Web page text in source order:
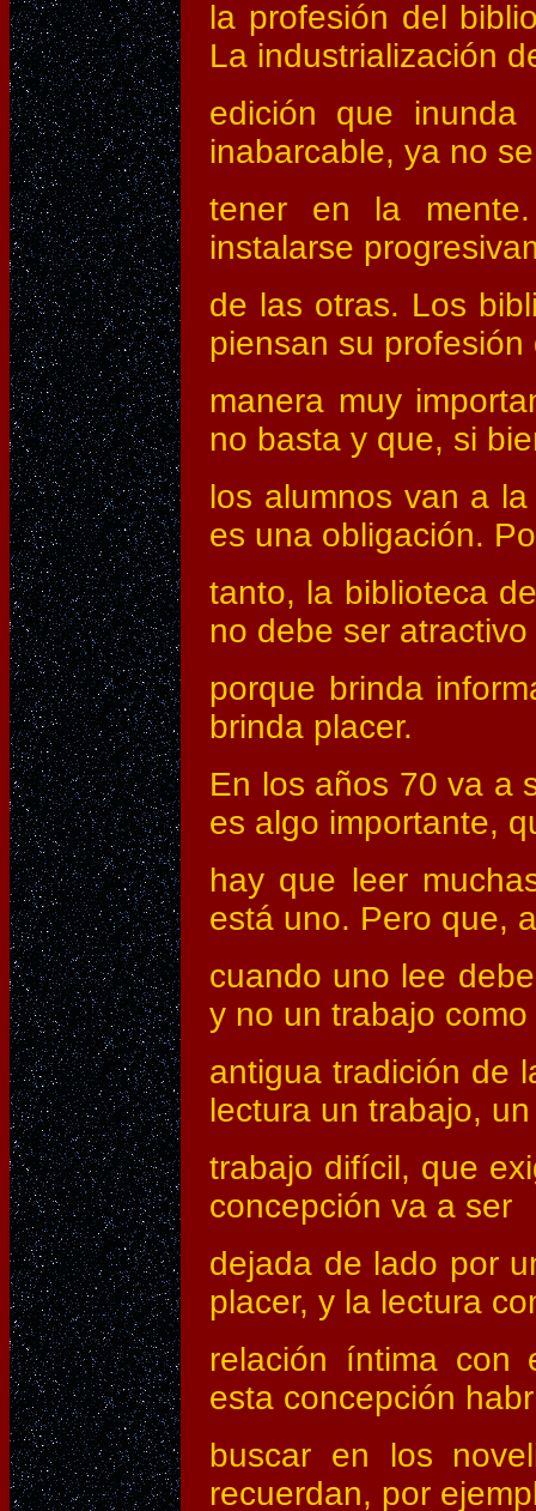
la profesión del
La industrialización
edición que
inabarcable, ya no
tener en la
instalarse
de las otras. Los
piensan su profesión
manera muy
no basta y que, si
los alumnos van a
es una obligación.
tanto, la biblioteca
no debe ser atractivo
porque brinda
brinda placer.
En los años 70 va a
es algo importante,
hay que leer
está uno. Pero que,
cuando uno lee
y no un trabajo
antigua tradición de
lectura un trabajo, un
trabajo difícil, que
concepción va a ser
dejada de lado por
placer, y la lectura
relación íntima con
esta concepción
buscar en los
recuerdan, por